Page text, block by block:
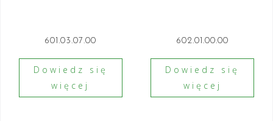
601.03.07.00
Dowiedz się
więcej
602.01.00.00
Dowiedz się
więcej